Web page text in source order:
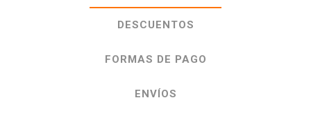
DESCUENTOS
FORMAS DE PAGO
ENVÍOS